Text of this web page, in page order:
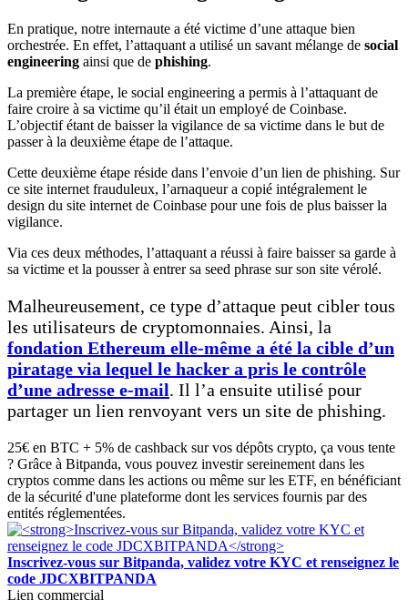
En pratique, notre internaute a été victime d’une attaque bien
orchestrée. En effet, l’attaquant a utilisé un savant mélange de social
engineering ainsi que de phishing.
La première étape, le social engineering a permis à l’attaquant de
faire croire à sa victime qu’il était un employé de Coinbase.
L’objectif étant de baisser la vigilance de sa victime dans le but de
passer à la deuxième étape de l’attaque.
Cette deuxième étape réside dans l’envoie d’un lien de phishing. Sur
ce site internet frauduleux, l’arnaqueur a copié intégralement le
design du site internet de Coinbase pour une fois de plus baisser la
vigilance.
Via ces deux méthodes, l’attaquant a réussi à faire baisser sa garde à
sa victime et la pousser à entrer sa seed phrase sur son site vérolé.
Malheureusement, ce type d’attaque peut cibler tous
les utilisateurs de cryptomonnaies. Ainsi, la
fondation Ethereum elle-même a été la cible d’un
piratage via lequel le hacker a pris le contrôle
d’une adresse e-mail. Il l’a ensuite utilisé pour
partager un lien renvoyant vers un site de phishing.
25€ en BTC + 5% de cashback sur vos dépôts crypto, ça vous tente
? Grâce à Bitpanda, vous pouvez investir sereinement dans les
cryptos comme dans les actions ou même sur les ETF, en bénéficiant
de la sécurité d'une plateforme dont les services fournis par des
entités réglementées.
Inscrivez-vous sur Bitpanda, validez votre KYC et renseignez le
code JDCXBITPANDA
Lien commercial